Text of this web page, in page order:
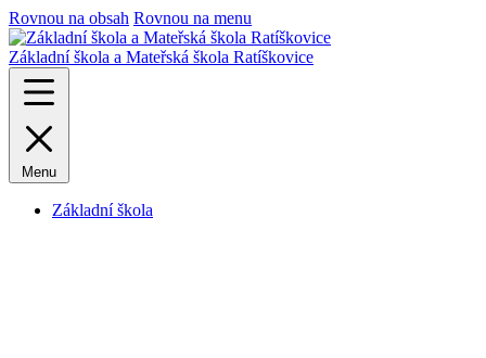
Rovnou na obsah Rovnou na menu
Základní škola a Mateřská škola Ratíškovice
Menu
Základní škola